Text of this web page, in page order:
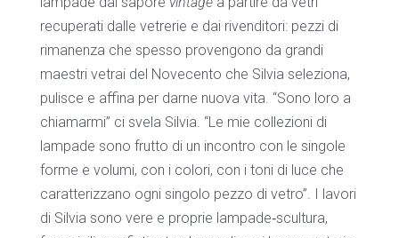
recuperati dalle vetrerie e dai rivenditori: pezzi di
rimanenza che spesso provengono da grandi
maestri vetrai del Novecento che Silvia seleziona,
pulisce e affina per darne nuova vita. “Sono loro a
chiamarmi” ci svela Silvia. “Le mie collezioni di
lampade sono frutto di un incontro con le singole
forme e volumi, con i colori, con i toni di luce che
caratterizzano ogni singolo pezzo di vetro”. I lavori
di Silvia sono vere e proprie lampade‐scultura,